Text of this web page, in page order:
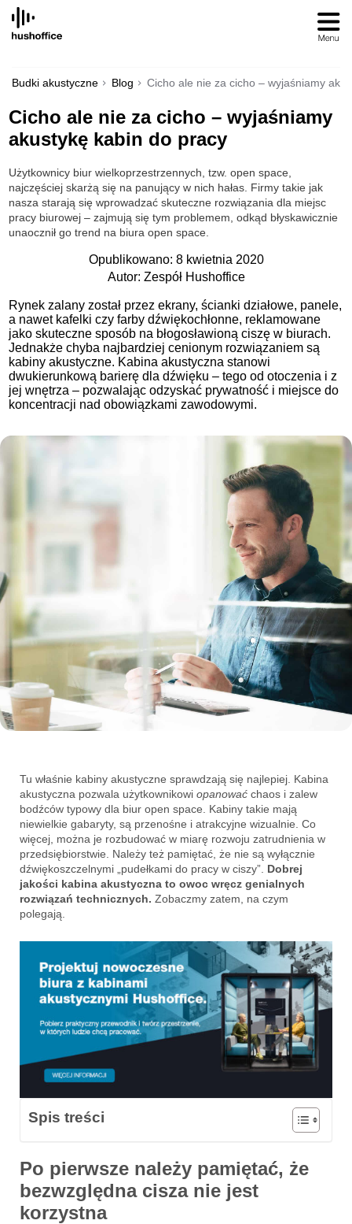
SKIP
CONTENT
Budki akustyczne Blog Cicho ale nie za cicho – wyjaśniamy
Cicho ale nie za cicho – wyjaśniamy
akustykę kabin do pracy
Użytkownicy biur wielkoprzestrzennych, tzw. open space,
najczęściej skarżą się na panujący w nich hałas. Firmy takie jak
nasza starają się wprowadzać skuteczne rozwiązania dla miejsc
pracy biurowej – zajmują się tym problemem, odkąd błyskawicznie
unaocznił go trend na biura open space.
Opublikowano: 8 kwietnia 2020
Autor: Zespół Hushoffice
Rynek zalany został przez ekrany, ścianki działowe, panele,
a nawet kafelki czy farby dźwiękochłonne, reklamowane
jako skuteczne sposób na błogosławioną ciszę w biurach.
Jednakże chyba najbardziej cenionym rozwiązaniem są
kabiny akustyczne. Kabina akustyczna stanowi
dwukierunkową barierę dla dźwięku – tego od otoczenia i z
jej wnętrza – pozwalając odzyskać prywatność i miejsce do
koncentracji nad obowiązkami zawodowymi.
Tu właśnie kabiny akustyczne sprawdzają się najlepiej. Kabina
akustyczna pozwala użytkownikowi opanować chaos i zalew
bodźców typowy dla biur open space. Kabiny takie mają
niewielkie gabaryty, są przenośne i atrakcyjne wizualnie. Co
więcej, można je rozbudować w miarę rozwoju zatrudnienia w
przedsiębiorstwie. Należy też pamiętać, że nie są wyłącznie
dźwiękoszczelnymi „pudełkami do pracy w ciszy”. Dobrej
jakości kabina akustyczna to owoc wręcz genialnych
rozwiązań technicznych. Zobaczmy zatem, na czym
polegają.
Spis treści
Po pierwsze należy pamiętać, że
bezwzględna cisza nie jest
korzystna